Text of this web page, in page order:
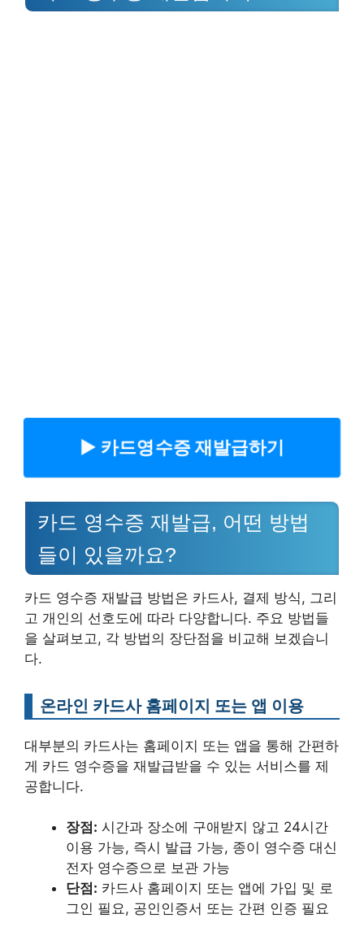
▶︎ 카드영수증 재발급하기
카드 영수증 재발급, 어떤 방법
들이 있을까요?
카드 영수증 재발급 방법은 카드사, 결제 방식, 그리
고 개인의 선호도에 따라 다양합니다. 주요 방법들
을 살펴보고, 각 방법의 장단점을 비교해 보겠습니
다.
온라인 카드사 홈페이지 또는 앱 이용
대부분의 카드사는 홈페이지 또는 앱을 통해 간편하
게 카드 영수증을 재발급받을 수 있는 서비스를 제
공합니다.
장점: 시간과 장소에 구애받지 않고 24시간
이용 가능, 즉시 발급 가능, 종이 영수증 대신
전자 영수증으로 보관 가능
단점: 카드사 홈페이지 또는 앱에 가입 및 로
그인 필요, 공인인증서 또는 간편 인증 필요